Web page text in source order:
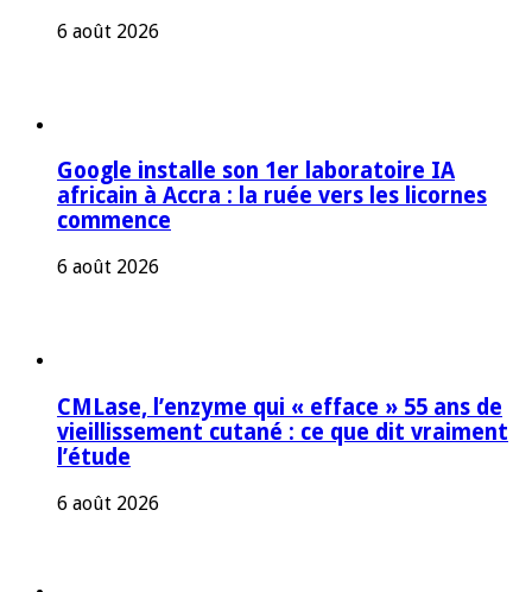
6 août 2026
Google installe son 1er laboratoire IA
africain à Accra : la ruée vers les licornes
commence
6 août 2026
CMLase, l’enzyme qui « efface » 55 ans de
vieillissement cutané : ce que dit vraiment
l’étude
6 août 2026